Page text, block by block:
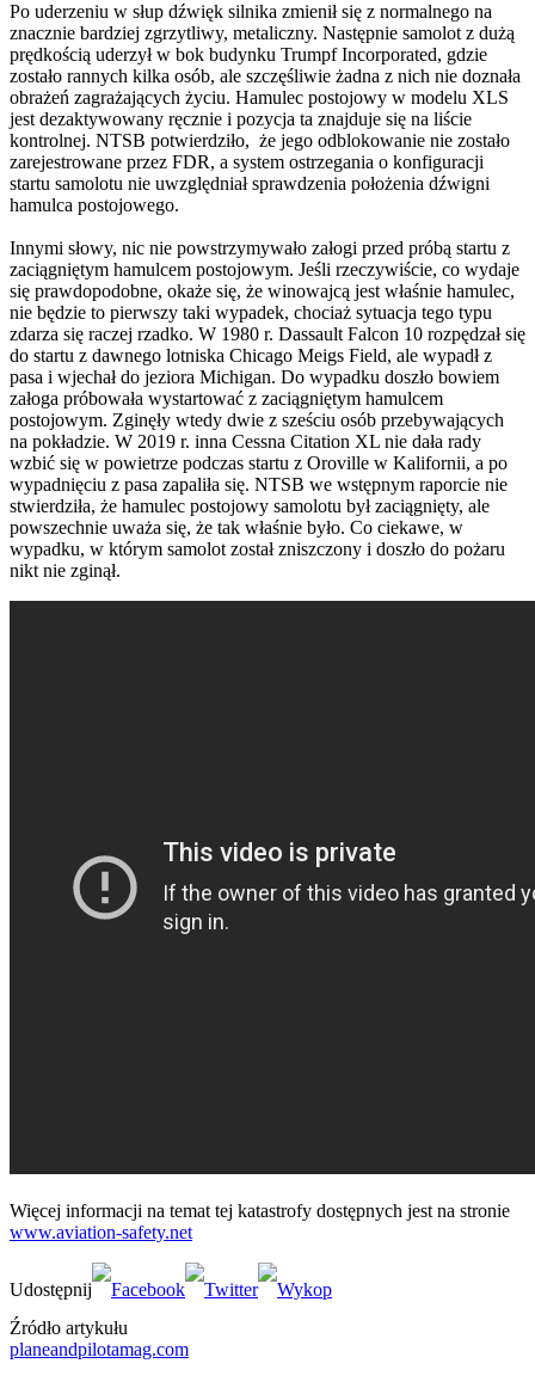
Po uderzeniu w słup dźwięk silnika zmienił się z normalnego na
znacznie bardziej zgrzytliwy, metaliczny. Następnie samolot z dużą
prędkością uderzył w bok budynku Trumpf Incorporated, gdzie
zostało rannych kilka osób, ale szczęśliwie żadna z nich nie doznała
obrażeń zagrażających życiu. Hamulec postojowy w modelu XLS
jest dezaktywowany ręcznie i pozycja ta znajduje się na liście
kontrolnej. NTSB potwierdziło, że jego odblokowanie nie zostało
zarejestrowane przez FDR, a system ostrzegania o konfiguracji
startu samolotu nie uwzględniał sprawdzenia położenia dźwigni
hamulca postojowego.
Innymi słowy, nic nie powstrzymywało załogi przed próbą startu z
zaciągniętym hamulcem postojowym. Jeśli rzeczywiście, co wydaje
się prawdopodobne, okaże się, że winowajcą jest właśnie hamulec,
nie będzie to pierwszy taki wypadek, chociaż sytuacja tego typu
zdarza się raczej rzadko. W 1980 r. Dassault Falcon 10 rozpędzał się
do startu z dawnego lotniska Chicago Meigs Field, ale wypadł z
pasa i wjechał do jeziora Michigan. Do wypadku doszło bowiem
załoga próbowała wystartować z zaciągniętym hamulcem
postojowym. Zginęły wtedy dwie z sześciu osób przebywających
na pokładzie. W 2019 r. inna Cessna Citation XL nie dała rady
wzbić się w powietrze podczas startu z Oroville w Kalifornii, a po
wypadnięciu z pasa zapaliła się. NTSB we wstępnym raporcie nie
stwierdziła, że hamulec postojowy samolotu był zaciągnięty, ale
powszechnie uważa się, że tak właśnie było. Co ciekawe, w
wypadku, w którym samolot został zniszczony i doszło do pożaru
nikt nie zginął.
Więcej informacji na temat tej katastrofy dostępnych jest na stronie
www.aviation-safety.net
Źródło artykułu
planeandpilotamag.com